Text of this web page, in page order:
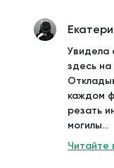
Увидела
здесь на
каждом
резать
могилы...
Читайте